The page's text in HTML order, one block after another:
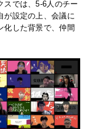
スでは、5-6人のチー
が設定の上、会議に
化した背景で、仲間